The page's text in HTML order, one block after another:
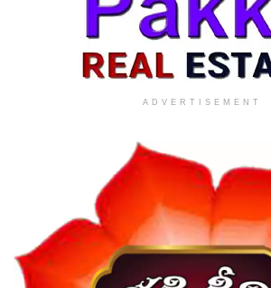
ADVERTISEMENT